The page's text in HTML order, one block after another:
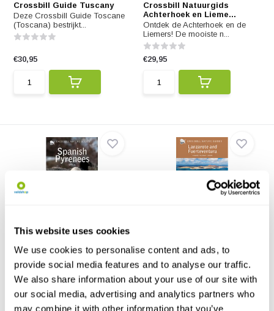
This website uses cookies
We use cookies to personalise content and ads, to
provide social media features and to analyse our traffic.
We also share information about your use of our site with
our social media, advertising and analytics partners who
may combine it with other information that you’ve
Crossbill Guide Tuscany
Deze Crossbill Guide Toscane
(Toscana) bestrijkt...
€30,95
Crossbill Natuurgids
Achterhoek en Lieme...
Ontdek de Achterhoek en de
Liemers! De mooiste n...
€29,95
Pyrenees
woestijnachtige gebieden...
€29,95
voor de Canarische ...
€27,95